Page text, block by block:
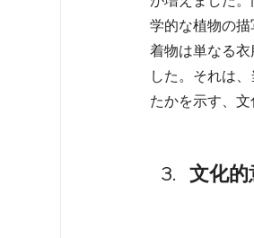
学的な植物の
着物は単なる
した。それは
たかを示す、文
文化